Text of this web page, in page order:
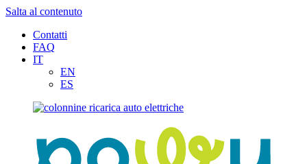
Salta al contenuto
Contatti
FAQ
IT
EN
ES